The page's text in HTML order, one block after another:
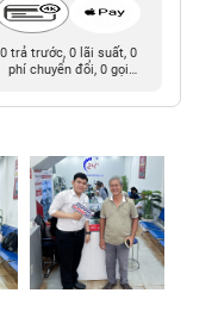
0 trả trước, 0 lãi suất, 0
phí chuyển đổi, 0 gọi